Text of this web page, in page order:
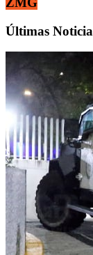
Últimas